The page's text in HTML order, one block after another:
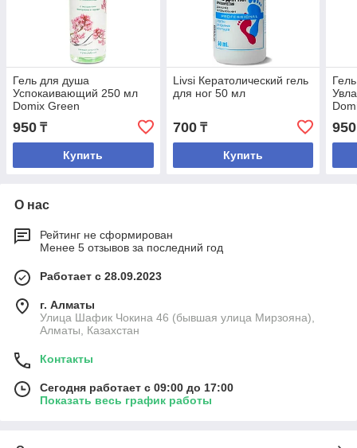
Гель для душа
Успокаивающий 250 мл
Domix Green
950 ₸
Купить
Livsi Кератолический гель
для ног 50 мл
700₸
Купить
950
О нас
Рейтинг не сформирован
Менее 5 отзывов за последний год
Работает с 28.09.2023
г. Алматы
Улица Шафик Чокина 46 (бывшая улица Мирзояна),
Алматы, Казахстан
Контакты
Сегодня работает с 09:00 до 17:00
Показать весь график работы